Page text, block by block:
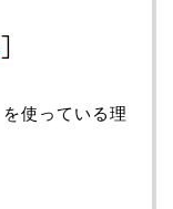
]
使っている理